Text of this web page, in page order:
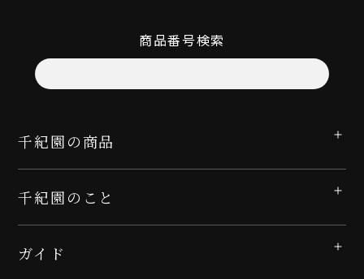
商品番号検索
千紀園の商品
千紀園のこと
ガイド